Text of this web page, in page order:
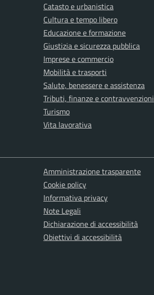
Catasto e urbanistica
Cultura e tempo libero
Educazione e formazione
Giustizia e sicurezza pubblica
Imprese e commercio
Mobilità e trasporti
Salute, benessere e assistenza
Tributi, finanze e contravvenzioni
Turismo
Vita lavorativa
Amministrazione trasparente
Cookie policy
Informativa privacy
Note Legali
Dichiarazione di accessibilità
Obiettivi di accessibilità